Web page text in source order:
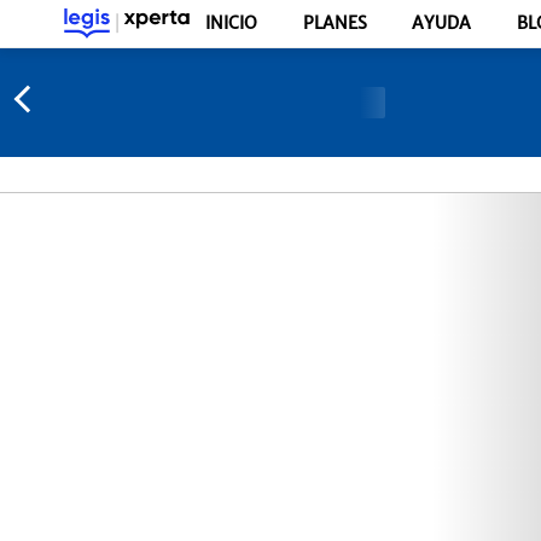
INICIO PLANES AYUDA